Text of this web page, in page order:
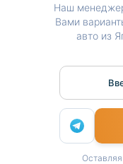
Наш
Вами
авто из